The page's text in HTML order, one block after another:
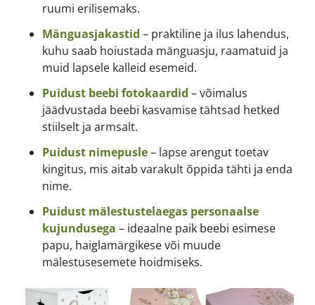
ruumi erilisemaks.
Mänguasjakastid – praktiline ja ilus lahendus,
kuhu saab hoiustada mänguasju, raamatuid ja
muid lapsele kalleid esemeid.
Puidust beebi fotokaardid – võimalus
jäädvustada beebi kasvamise tähtsad hetked
stiilselt ja armsalt.
Puidust nimepusle– lapse arengut toetav
kingitus, mis aitab varakult õppida tähti ja enda
nime.
Puidust mälestustelaegas personaalse
kujundusega – ideaalne paik beebi esimese
papu, haiglamärgikese või muude
mälestusesemete hoidmiseks.